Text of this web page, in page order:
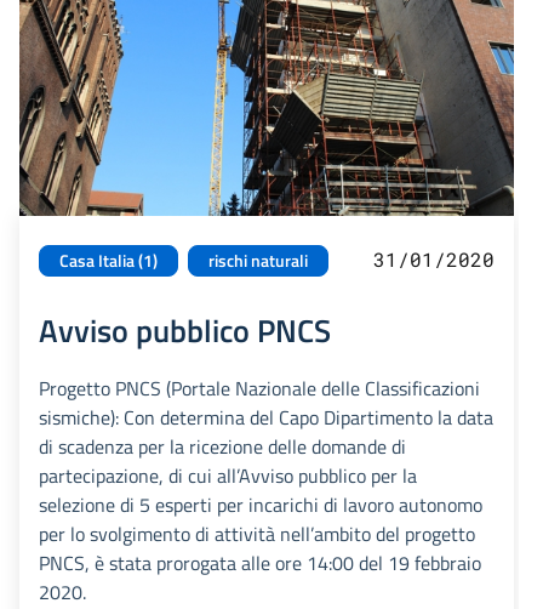
Casa Italia (1) rischi naturali 31/01/2020
Avviso pubblico PNCS
Progetto PNCS (Portale Nazionale delle Classificazioni
sismiche): Con determina del Capo Dipartimento la data
di scadenza per la ricezione delle domande di
partecipazione, di cui all’Avviso pubblico per la
selezione di 5 esperti per incarichi di lavoro autonomo
per lo svolgimento di attività nell’ambito del progetto
PNCS, è stata prorogata alle ore 14:00 del 19 febbraio
2020.